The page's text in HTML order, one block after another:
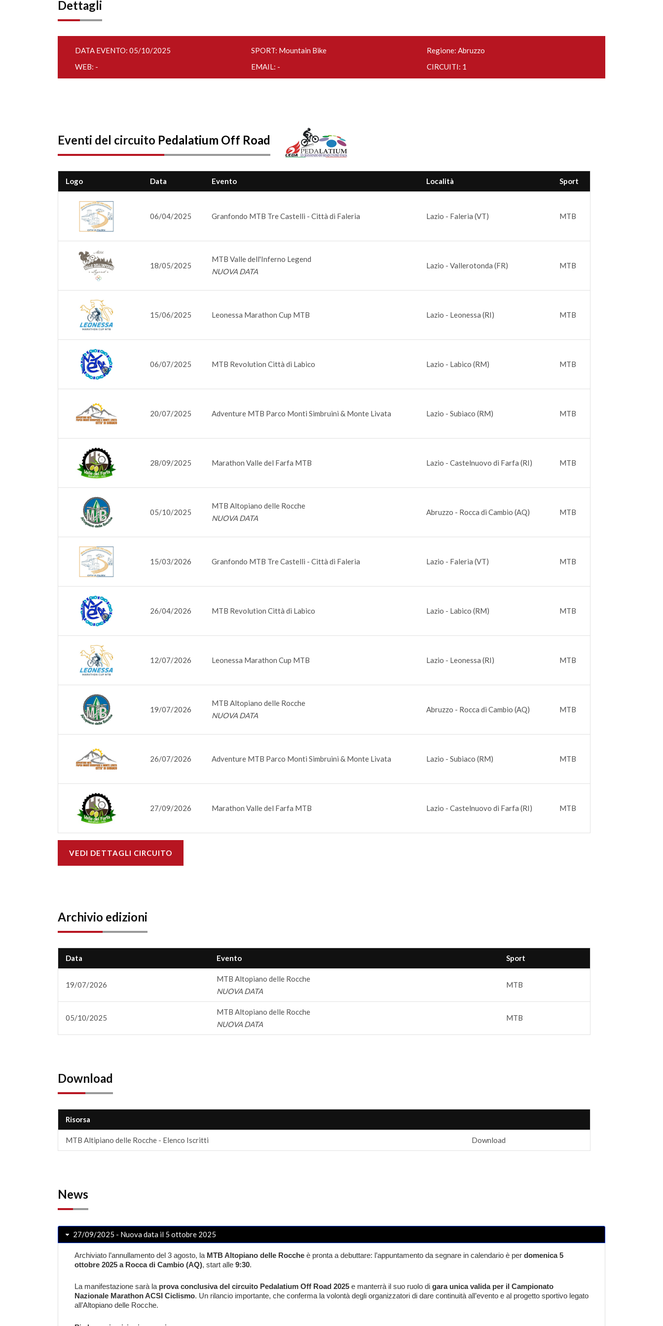
Dettagli
DATA EVENTO: 05/10/2025 SPORT: Mountain Bike
Regione: Abruzzo
WEB: -
EMAIL: - CIRCUITI: 1
Eventi del circuito Pedalatium Off Road
Logo Data Evento Località Sport
06/04/2025 Granfondo MTB Tre Castelli - Città di Faleria Lazio - Faleria (VT) MTB
18/05/2025
MTB Valle dell'Inferno Legend
NUOVA DATA
Lazio - Vallerotonda (FR) MTB
15/06/2025 Leonessa Marathon Cup MTB Lazio - Leonessa (RI) MTB
06/07/2025 MTB Revolution Città di Labico Lazio - Labico (RM) MTB
20/07/2025 Adventure MTB Parco Monti Simbruini & Monte Livata Lazio - Subiaco (RM) MTB
28/09/2025 Marathon Valle del Farfa MTB Lazio - Castelnuovo di Farfa (RI) MTB
05/10/2025
MTB Altopiano delle Rocche
NUOVA DATA
Abruzzo - Rocca di Cambio (AQ) MTB
15/03/2026 Granfondo MTB Tre Castelli - Città di Faleria Lazio - Faleria (VT) MTB
26/04/2026 MTB Revolution Città di Labico Lazio - Labico (RM) MTB
12/07/2026 Leonessa Marathon Cup MTB Lazio - Leonessa (RI) MTB
19/07/2026
MTB Altopiano delle Rocche
NUOVA DATA
Abruzzo - Rocca di Cambio (AQ) MTB
26/07/2026 Adventure MTB Parco Monti Simbruini & Monte Livata Lazio - Subiaco (RM) MTB
27/09/2026 Marathon Valle del Farfa MTB Lazio - Castelnuovo di Farfa (RI) MTB
VEDI DETTAGLI CIRCUITO
Archivio edizioni
Data Evento Sport
19/07/2026
MTB Altopiano delle Rocche
NUOVA DATA
MTB
05/10/2025
MTB Altopiano delle Rocche
NUOVA DATA
MTB
Download
Risorsa
MTB Altipiano delle Rocche - Elenco Iscritti Download
News
27/09/2025 - Nuova data il 5 ottobre 2025
Archiviato l’annullamento del 3 agosto, la MTB Altopiano delle Rocche è pronta a debuttare: l’appuntamento da segnare in calendario è per domenica 5
ottobre 2025 a Rocca di Cambio (AQ), start alle 9:30.
La manifestazione sarà la prova conclusiva del circuito Pedalatium Off Road 2025 e manterrà il suo ruolo di gara unica valida per il Campionato
Nazionale Marathon ACSI Ciclismo. Un rilancio importante, che conferma la volontà degli organizzatori di dare continuità all’evento e al progetto sportivo legato
all’Altopiano delle Rocche.